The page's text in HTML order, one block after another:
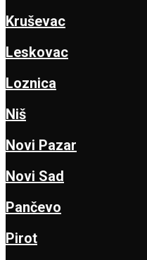
Kruševac
Leskovac
Loznica
Niš
Novi Pazar
Novi Sad
Pančevo
Pirot